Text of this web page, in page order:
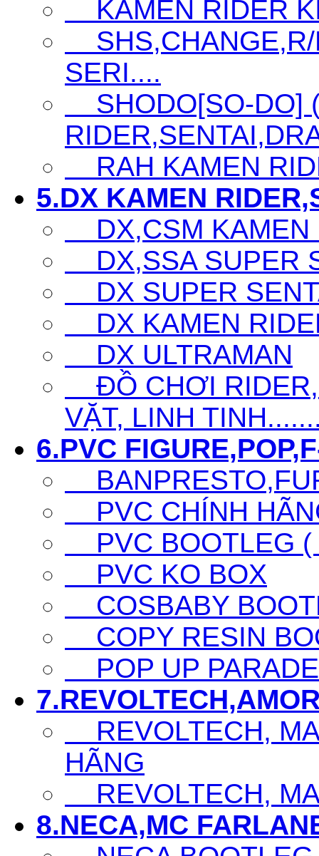
KAMEN RIDER
SHS,CHANGE,R/
SERI....
SHODO[SO-DO]
RAH KAMEN
5.DX KAMEN
DX,CSM KAMEN
DX,SSA SUPER
DX SUPER
DX KAMEN
DX ULTRAMAN
ĐỒ CHƠI
VẶT, LINH
6.PVC
PVC CHÍNH
PVC BOOTLEG (
PVC KO BOX
COSBABY
COPY RESIN
POP UP PARADE
REVOLTECH,
HÃNG
REVOLTECH,
8.NECA,MC